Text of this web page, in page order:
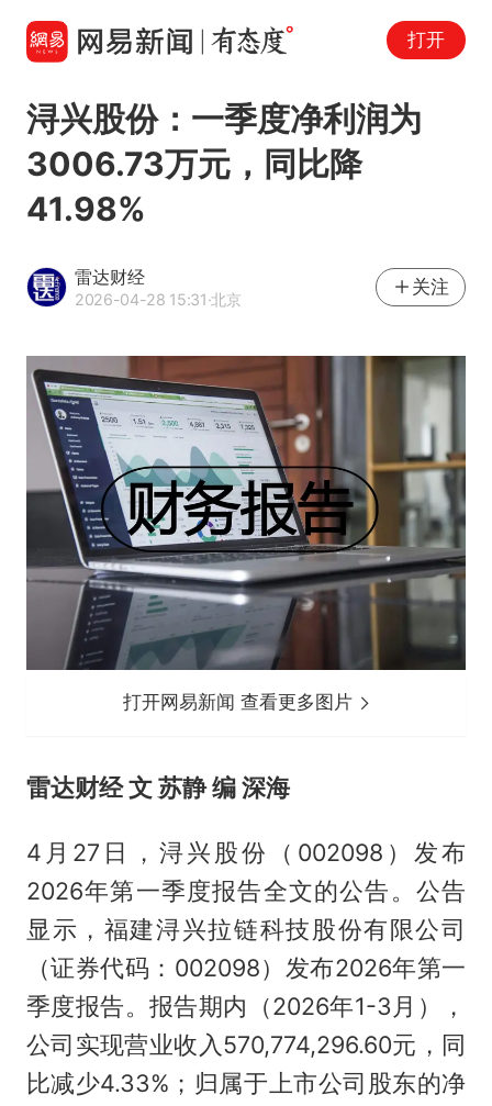
打开
浔兴股份：一季度净利润为
3006.73万元，同比降
41.98%
雷达财经
2026-04-28 15:31·北京
关注
打开网易新闻 查看更多图片
雷达财经 文 苏静 编 深海
4月27日，浔兴股份（002098）发布
2026年第一季度报告全文的公告。公告
显示，福建浔兴拉链科技股份有限公司
（证券代码：002098）发布2026年第一
季度报告。报告期内（2026年1-3月），
公司实现营业收入570,774,296.60元，同
比减少4.33%；归属于上市公司股东的净